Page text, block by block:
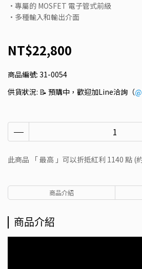
•專屬的 MOSFET 電子管式前級
•多種輸入和輸出介面
NT$22,800
商品編號: 31-0054
供貨狀況: 📝 預購中，歡迎加Line洽詢（
此商品 「 最高 」可以折抵紅利 1140 點 (
商品介紹
商品介紹